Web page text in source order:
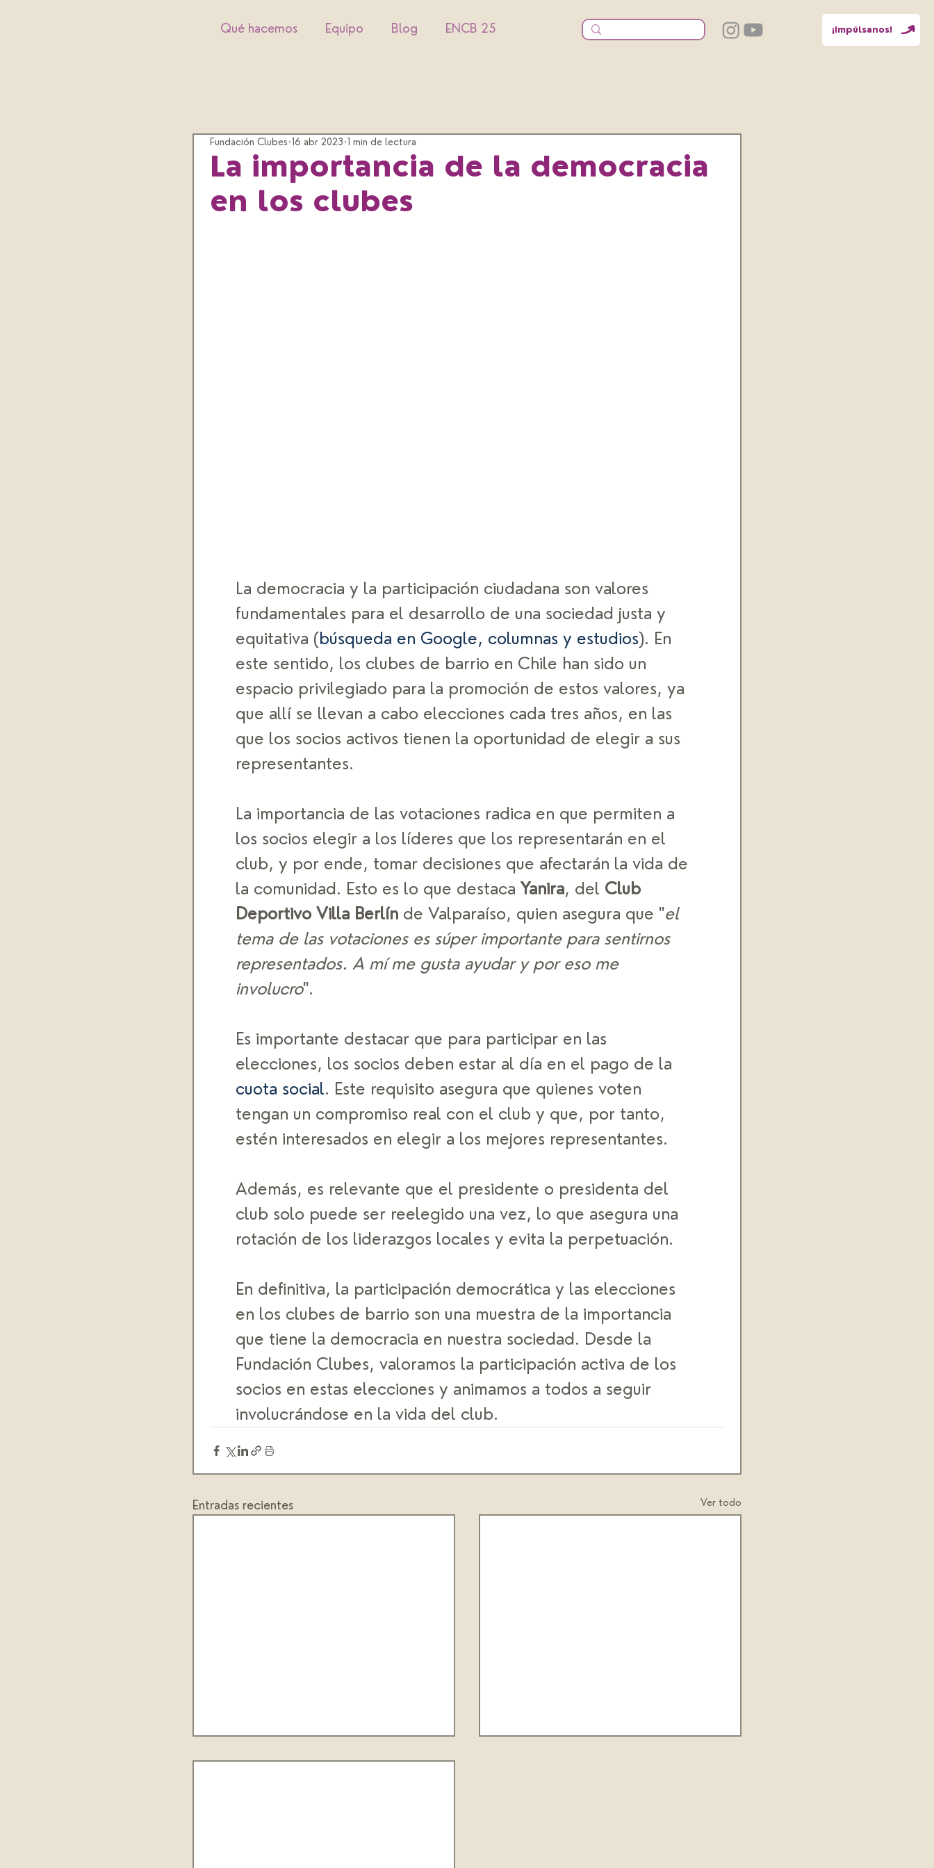
Qué hacemos Equipo Blog ENCB 25 ¡Impúlsanos!
La importancia de la democracia
en los clubes
Fundación Clubes 16 abr 2023 1 min de lectura
La democracia y la participación ciudadana son valores
fundamentales para el desarrollo de una sociedad justa y
equitativa (búsqueda en Google, columnas y estudios). En
este sentido, los clubes de barrio en Chile han sido un
espacio privilegiado para la promoción de estos valores, ya
que allí se llevan a cabo elecciones cada tres años, en las
que los socios activos tienen la oportunidad de elegir a sus
representantes.
La importancia de las votaciones radica en que permiten a
los socios elegir a los líderes que los representarán en el
club, y por ende, tomar decisiones que afectarán la vida de
la comunidad. Esto es lo que destaca Yanira, del Club
Deportivo Villa Berlín de Valparaíso, quien asegura que "el
tema de las votaciones es súper importante para sentirnos
representados. A mí me gusta ayudar y por eso me
involucro".
Es importante destacar que para participar en las
elecciones, los socios deben estar al día en el pago de la
cuota social. Este requisito asegura que quienes voten
tengan un compromiso real con el club y que, por tanto,
estén interesados en elegir a los mejores representantes.
Además, es relevante que el presidente o presidenta del
club solo puede ser reelegido una vez, lo que asegura una
rotación de los liderazgos locales y evita la perpetuación.
En definitiva, la participación democrática y las elecciones
en los clubes de barrio son una muestra de la importancia
que tiene la democracia en nuestra sociedad. Desde la
Fundación Clubes, valoramos la participación activa de los
socios en estas elecciones y animamos a todos a seguir
involucrándose en la vida del club.
Entradas recientes Ver todo